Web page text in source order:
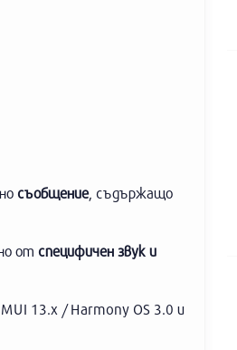
съобщение, съдържащо
от специфичен звук и
13.x / Harmony OS 3.0 и